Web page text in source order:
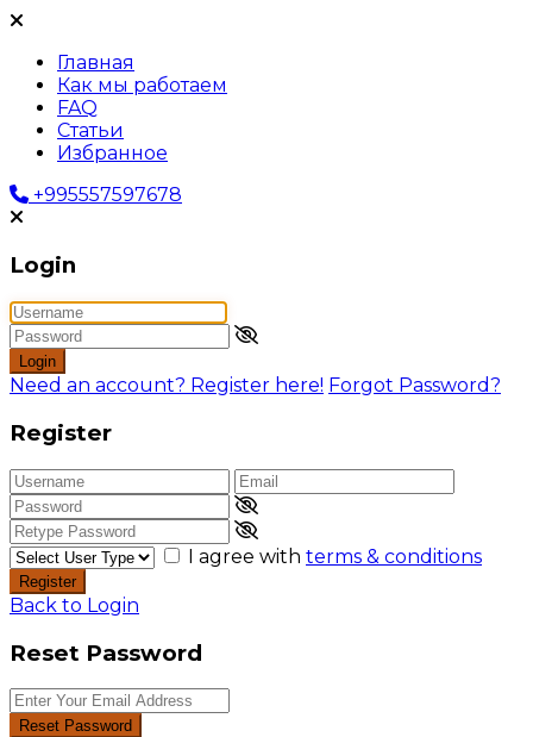
Главная
Как мы работаем
FAQ
Статьи
Избранное
+995557597678
Login
Login
Need an account? Register here! Forgot Password?
Register
I agree with terms & conditions
Register
Back to Login
Reset Password
Reset Password